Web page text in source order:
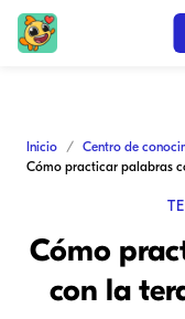
Inicio Centro de
Cómo
con la